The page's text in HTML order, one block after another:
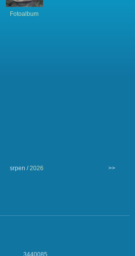
Fotoalbum
srpen /2026 >>
3440085